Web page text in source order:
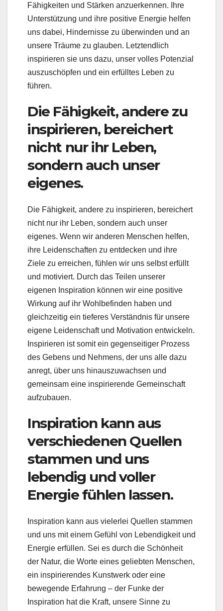
Fähigkeiten und Stärken anzuerkennen. Ihre
Unterstützung und ihre positive Energie helfen
uns dabei, Hindernisse zu überwinden und an
unsere Träume zu glauben. Letztendlich
inspirieren sie uns dazu, unser volles Potenzial
auszuschöpfen und ein erfülltes Leben zu
führen.
Die Fähigkeit, andere zu
inspirieren, bereichert
nicht nur ihr Leben,
sondern auch unser
eigenes.
Die Fähigkeit, andere zu inspirieren, bereichert
nicht nur ihr Leben, sondern auch unser
eigenes. Wenn wir anderen Menschen helfen,
ihre Leidenschaften zu entdecken und ihre
Ziele zu erreichen, fühlen wir uns selbst erfüllt
und motiviert. Durch das Teilen unserer
eigenen Inspiration können wir eine positive
Wirkung auf ihr Wohlbefinden haben und
gleichzeitig ein tieferes Verständnis für unsere
eigene Leidenschaft und Motivation entwickeln.
Inspirieren ist somit ein gegenseitiger Prozess
des Gebens und Nehmens, der uns alle dazu
anregt, über uns hinauszuwachsen und
gemeinsam eine inspirierende Gemeinschaft
aufzubauen.
Inspiration kann aus
verschiedenen Quellen
stammen und uns
lebendig und voller
Energie fühlen lassen.
Inspiration kann aus vielerlei Quellen stammen
und uns mit einem Gefühl von Lebendigkeit und
Energie erfüllen. Sei es durch die Schönheit
der Natur, die Worte eines geliebten Menschen,
ein inspirierendes Kunstwerk oder eine
bewegende Erfahrung – der Funke der
Inspiration hat die Kraft, unsere Sinne zu